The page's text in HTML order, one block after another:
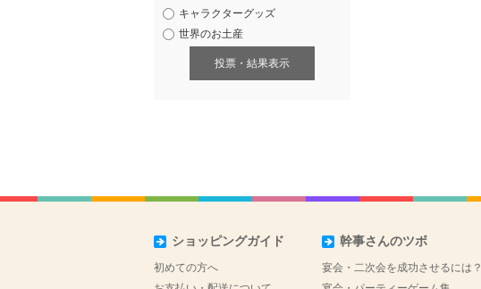
キャラクターグッズ
世界のお土産
投票・結果表示
ショッピングガイド
初めての方へ
幹事さんのツボ
宴会・二次会を成功させるには？